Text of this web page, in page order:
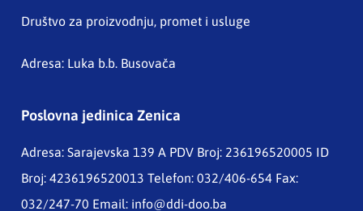
Društvo za proizvodnju, promet i usluge
Adresa: Luka b.b. Busovača
Poslovna jedinica Zenica
Adresa: Sarajevska 139 A PDV Broj: 236196520005 ID
Broj: 4236196520013 Telefon: 032/406-654 Fax:
032/247-70 Email: info@ddi-doo.ba